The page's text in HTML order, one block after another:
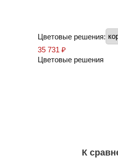
Цветовые решения:
35 731 ₽
Цветовые решения
К